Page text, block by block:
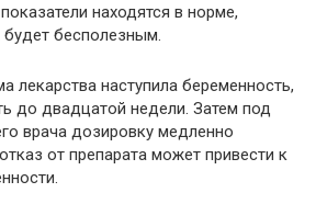
находятся в норме,
будет бесполезным.
лекарства наступила беременность,
до двадцатой недели. Затем под
врача дозировку медленно
от препарата может привести к